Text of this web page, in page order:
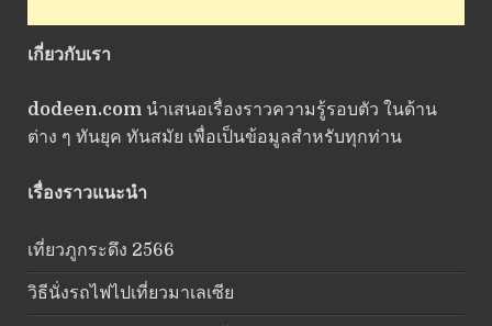
เกี่ยวกับเรา
dodeen.com นำเสนอเรื่องราวความรู้รอบตัว ในด้าน
ต่าง ๆ ทันยุค ทันสมัย เพื่อเป็นข้อมูลสำหรับทุกท่าน
เรื่องราวแนะนำ
เที่ยวภูกระดึง 2566
วิธีนั่งรถไฟไปเที่ยวมาเลเซีย